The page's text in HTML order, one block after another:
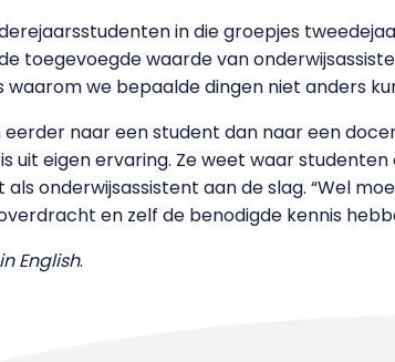
in die groepjes
toegevoegde waarde van
we bepaalde dingen niet anders
naar een student dan naar een
uit eigen ervaring. Ze weet waar
onderwijsassistent aan de slag. “Wel
en zelf de benodigde kennis
English.